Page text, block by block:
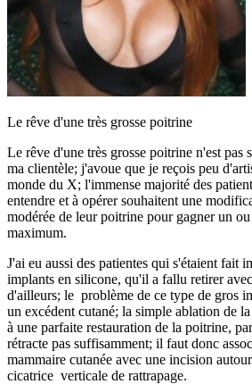
Le rêve d'une très grosse poitrine
Le rêve d'une très grosse poitrine n'est pas
ma clientèle; j'avoue que je reçois peu
monde du X; l'immense majorité des
entendre et à opérer souhaitent une
modérée de leur poitrine pour gagner un
maximum.
J'ai eu aussi des patientes qui s'étaient fait
implants en silicone, qu'il a fallu retirer
d'ailleurs; le problème de ce type de gros
un excédent cutané; la simple ablation de
à une parfaite restauration de la poitrine,
rétracte pas suffisamment; il faut donc
mammaire cutanée avec une incision
cicatrice verticale de rattrapage.